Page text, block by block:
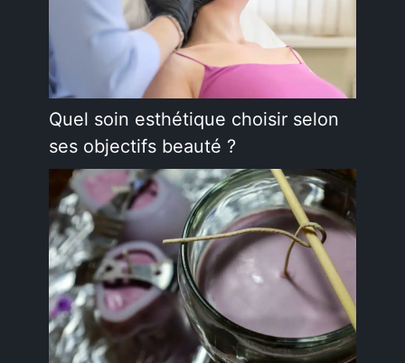
Quel soin esthétique choisir selon
ses objectifs beauté ?